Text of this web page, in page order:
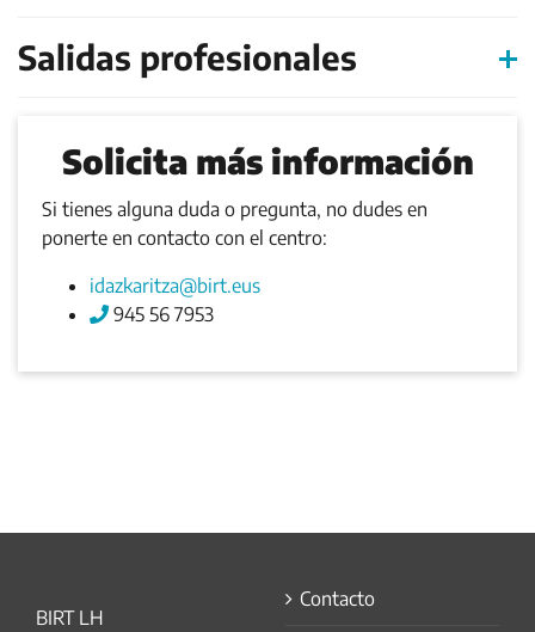
Salidas profesionales
Solicita más información
Si tienes alguna duda o pregunta, no dudes en
ponerte en contacto con el centro:
idazkaritza@birt.eus
945 56 7953
BIRT LH
Contacto